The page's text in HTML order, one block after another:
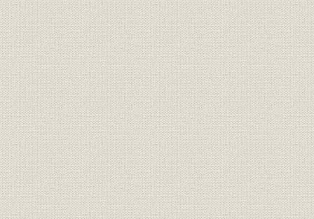
第1節 低成長経済下の経営革新とコンピューター産業の成長
第2節 トップ・マネジメントと経営機構
第3節 プロセッサー・シリーズの登場と新しい周辺装置
第4節 市場要求に応えた新製品群―SNA・漢字システム・小型システ
第5節 製品別営業体制と顧客サービスの高度化
第6節 顧客の経営革新を支えるDB/DC・SNAアプリケーション
第7節 生産体制の強化と研究開発
第8節 管理業務の効率化と福利厚生の向上